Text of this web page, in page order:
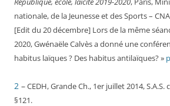
nationale, de la Jeunesse et des Sports –
[Edit du 20 décembre] Lors de la même
2020, Gwénaële Calvès a donné une
habitus laïques ? Des habitus antilaïques? »
2 –CEDH, Grande Ch., 1er juillet 2014, S.A.S.
§121.